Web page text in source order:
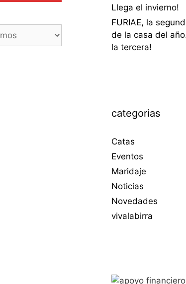
Llega el invierno!
FURIAE, la
de la casa del
la tercera!
categorias
Catas
Eventos
Maridaje
Noticias
Novedades
vivalabirra